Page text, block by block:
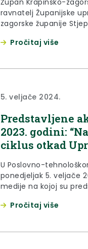
Župan Krapinsko-
ravnatelj Županijske
zagorske županije
naseljima Bočadir i
radovima na jednoj
Pročitaj više
5. veljače 2024.
Predstavljene
2023. godini:
ciklus otkad
U Poslovno-
ponedjeljak 5. veljače
medije na kojoj su
godini. Kako je istaknuo
otkad uprava postoji.
Pročitaj više